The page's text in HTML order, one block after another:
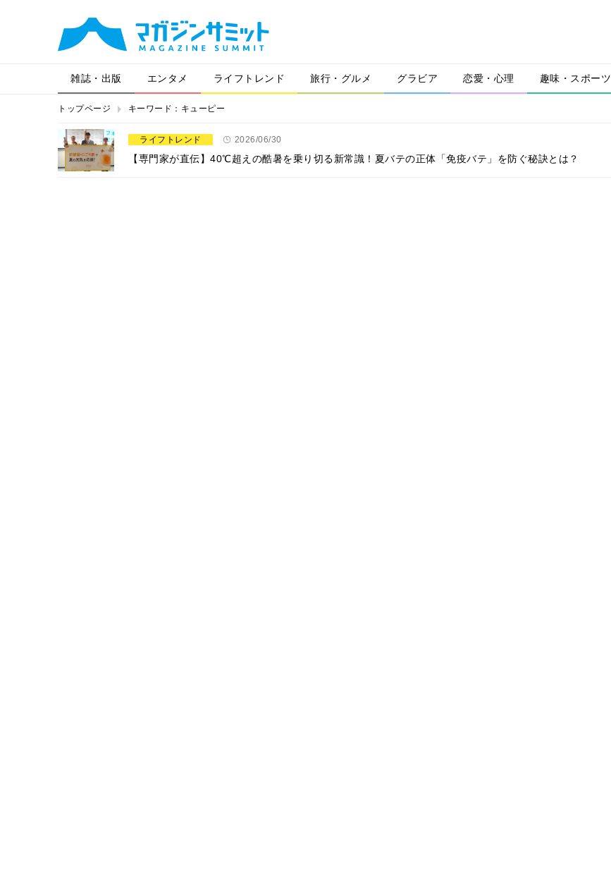
雑誌・出版 エンタメ ライフトレンド 旅行・グルメ グラビア 恋愛・心理 趣味・スポーツ
トップページ キーワード：キューピー
ライフトレンド 2026/06/30
【専門家が直伝】40℃超えの酷暑を乗り切る新常識！夏バテの正体「免疫バテ」を防ぐ秘訣とは？